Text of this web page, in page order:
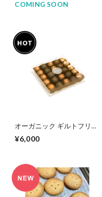
COMING SOON
オーガニック ギルトフリー
ボール <ギフトセット 25個
入>
¥6,000